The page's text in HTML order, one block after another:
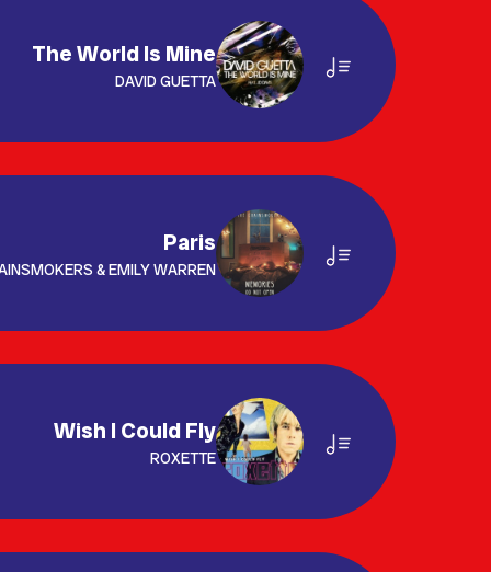
The World Is Mine
DAVID GUETTA
Paris
& EMILY WARREN
Wish I Could Fly
ROXETTE